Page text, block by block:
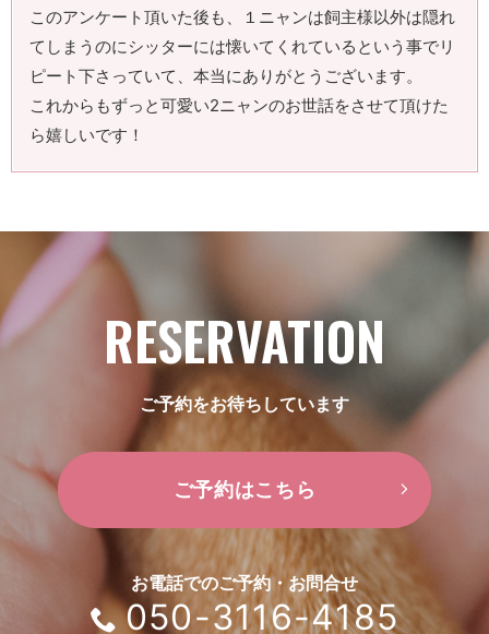
このアンケート頂いた後も、１ニャンは飼主様以外は隠れ
てしまうのにシッターには懐いてくれているという事でリ
ピート下さっていて、本当にありがとうございます。
これからもずっと可愛い2ニャンのお世話をさせて頂けた
ら嬉しいです！
RESERVATION
ご予約をお待ちしています
ご予約はこちら
お電話でのご予約・お問合せ
050-3116-4185